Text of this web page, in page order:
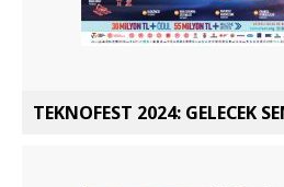
TEKNOFEST 2024: GELECEK